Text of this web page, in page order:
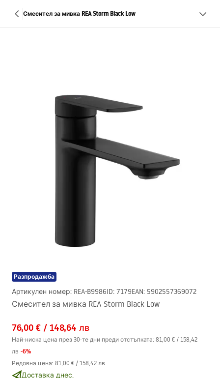
Смесител за мивка REA Storm Black Low
Разпродажба
Артикулен номер: REA-B9986ID: 7179EAN: 5902557369072
Смесител за мивка REA Storm Black Low
76,00 € / 148,64 лв
Най-ниска цена през 30-те дни преди отстъпката: 81,00 € / 158,42
лв -6%
Редовна цена: 81,00 € / 158,42 лв
Доставка днес.